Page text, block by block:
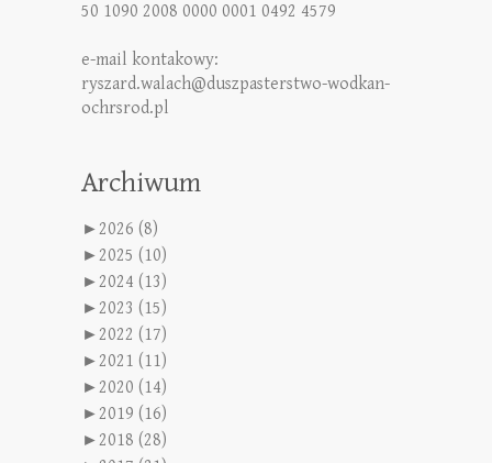
50 1090 2008 0000 0001 0492 4579
e-mail kontakowy:
ryszard.walach@duszpasterstwo-wodkan-
ochrsrod.pl
Archiwum
►2026 (8)
►2025 (10)
►2024 (13)
►2023 (15)
►2022 (17)
►2021 (11)
►2020 (14)
►2019 (16)
►2018 (28)